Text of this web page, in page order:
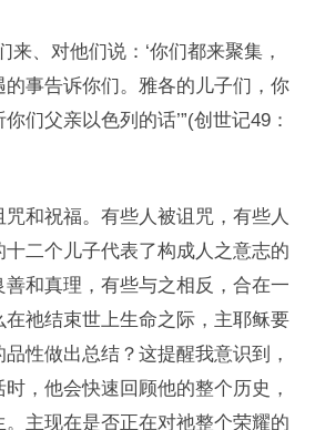
来、对他们说：‘你们都来聚集，
事告诉你们。雅各的儿子们，你
们父亲以色列的话’”(创世记49：
咒和祝福。有些人被诅咒，有些人
二个儿子代表了构成人之意志的
和真理，有些与之相反，合在一
在祂结束世上生命之际，主耶稣要
性做出总结？这提醒我意识到，
，他会快速回顾他的整个历史，
主现在是否正在对祂整个荣耀的